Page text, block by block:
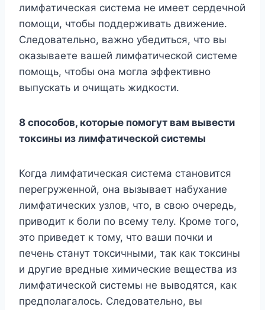
лимфатическая система не имеет сердечной
помощи, чтобы поддерживать движение.
Следовательно, важно убедиться, что вы
оказываете вашей лимфатической системе
помощь, чтобы она могла эффективно
выпускать и очищать жидкости.
8 способов, которые помогут вам вывести
токсины из лимфатической системы
Когда лимфатическая система становится
перегруженной, она вызывает набухание
лимфатических узлов, что, в свою очередь,
приводит к боли по всему телу. Кроме того,
это приведет к тому, что ваши почки и
печень станут токсичными, так как токсины
и другие вредные химические вещества из
лимфатической системы не выводятся, как
предполагалось. Следовательно, вы